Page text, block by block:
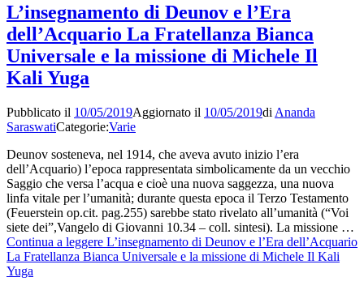
L’insegnamento di Deunov e l’Era
dell’Acquario La Fratellanza Bianca
Universale e la missione di Michele Il
Kali Yuga
Pubblicato il 10/05/2019Aggiornato il 10/05/2019di Ananda
SaraswatiCategorie:Varie
Deunov sosteneva, nel 1914, che aveva avuto inizio l’era
dell’Acquario) l’epoca rappresentata simbolicamente da un vecchio
Saggio che versa l’acqua e cioè una nuova saggezza, una nuova
linfa vitale per l’umanità; durante questa epoca il Terzo Testamento
(Feuerstein op.cit. pag.255) sarebbe stato rivelato all’umanità (“Voi
siete dei”,Vangelo di Giovanni 10.34 – coll. sintesi). La missione …
Continua a leggere L’insegnamento di Deunov e l’Era dell’Acquario
La Fratellanza Bianca Universale e la missione di Michele Il Kali
Yuga